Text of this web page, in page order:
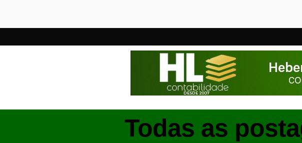
Todas as